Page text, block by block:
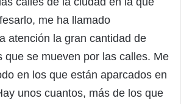
me ha llamado
atención la gran cantidad de
que se mueven por las calles. Me
en los que están aparcados en
unos cuantos, más de los que